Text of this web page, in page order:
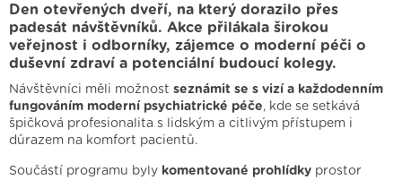
Den otevřených dveří, na který dorazilo přes
padesát návštěvníků. Akce přilákala širokou
veřejnost i odborníky, zájemce o moderní péči o
duševní zdraví a potenciální budoucí kolegy.
Návštěvníci měli možnost seznámit se s vizí a každodenním
fungováním moderní psychiatrické péče, kde se setkává
špičková profesionalita s lidským a citlivým přístupem i
důrazem na komfort pacientů.
Součástí programu byly komentované prohlídky prostor